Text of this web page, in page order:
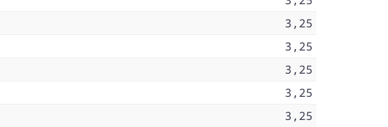
3,25
3,25
3,25
3,25
3,25